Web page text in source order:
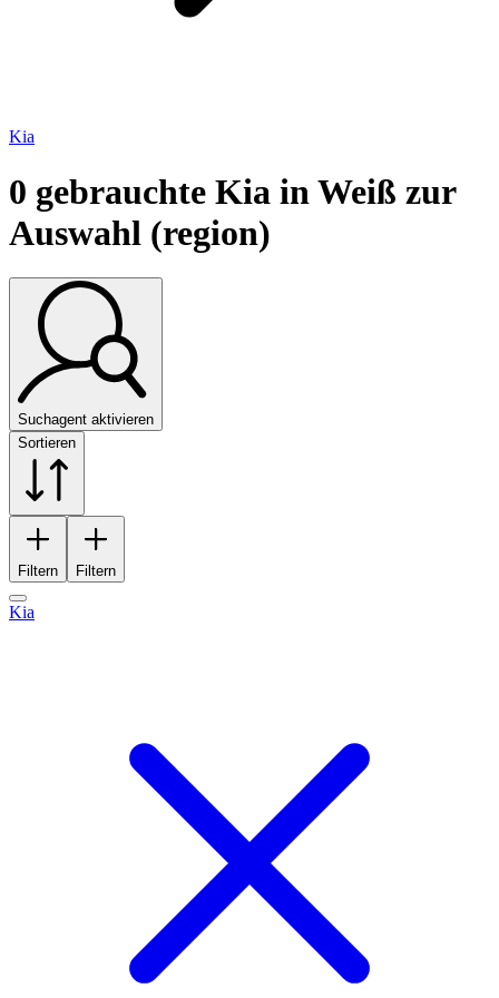
Kia
0 gebrauchte Kia in Weiß zur
Auswahl (region)
Suchagent aktivieren
Sortieren
Filtern Filtern
Kia